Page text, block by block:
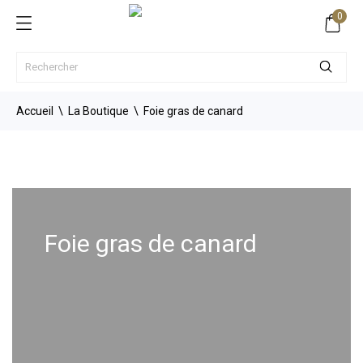
0
Accueil La Boutique Foie gras de canard
Foie gras de canard